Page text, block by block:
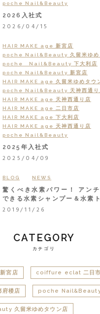
poche Nail&Beauty
2026入社式
2026/04/15
HAIR MAKE age 新宮店
poche Nail&Beauty 久留米ゆめ
poche Nail&Beauty 下大利店
poche Nail&Beauty 新宮店
HAIR MAKE age 久留米ゆめタウ
poche Nail&Beauty 天神西通り
HAIR MAKE age 天神西通り店
HAIR MAKE age 二日市店
HAIR MAKE age 下大利店
HAIR MAKE age 天神西通り店
poche Nail&Beauty
2025年入社式
2025/04/09
BLOG NEWS
驚くべき水素パワー！ アン
できる水素シャンプー＆水素
で大人の髪悩みまるごと解決◎
2019/11/26
CATEGORY
カテゴリ
宮店 coiffure eclat 二日
楼店 poche
久留米ゆめタウン店